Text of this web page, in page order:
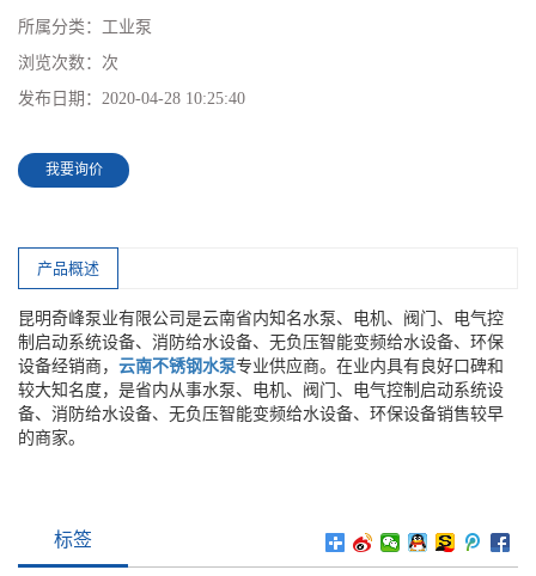
所属分类： 工业泵
浏览次数： 次
发布日期： 2020-04-28 10:25:40
我要询价
产品概述
昆明奇峰泵业有限公司是云南省内知名水泵、电机、阀门、电气控
制启动系统设备、消防给水设备、无负压智能变频给水设备、环保
设备经销商， 云南不锈钢水泵专业供应商。在业内具有良好口碑和
较大知名度，是省内从事水泵、电机、阀门、电气控制启动系统设
备、消防给水设备、无负压智能变频给水设备、环保设备销售较早
的商家。
标签